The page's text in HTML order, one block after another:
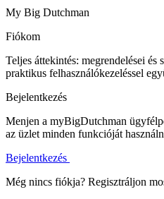
My Big Dutchman
Fiókom
Teljes áttekintés: megrendelései és
praktikus felhasználókezeléssel
Bejelentkezés
Menjen a myBigDutchman
az üzlet minden funkcióját
Bejelentkezés
Még nincs fiókja? Regisztráljon